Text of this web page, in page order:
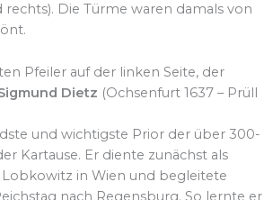
rechts). Die Türme waren damals von
Pfeiler auf der linken Seite, der
Dietz (Ochsenfurt 1637 – Prüll
und wichtigste Prior der über 300-
Kartause. Er diente zunächst als
Lobkowitz in Wien und begleitete
nach Regensburg. So lernte er